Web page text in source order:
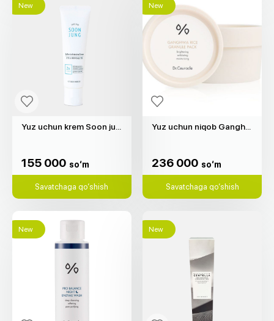
New
155 000 so‘m
Savatchaga qo‘shish
New
236 000 so‘m
Savatchaga qo‘shish
New New